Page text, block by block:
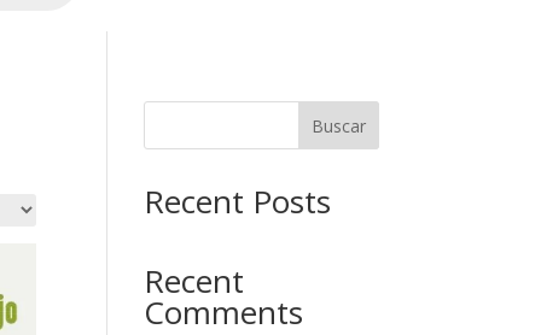
Buscar
Recent Posts
Recent
Comments